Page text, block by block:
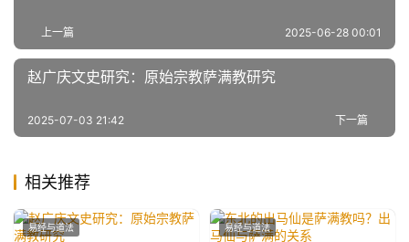
上一篇 2025-06-28 00:01
赵广庆文史研究：原始宗教萨满教研究
下一篇
2025-07-03 21:42
相关推荐
易经与道法 易经与道法